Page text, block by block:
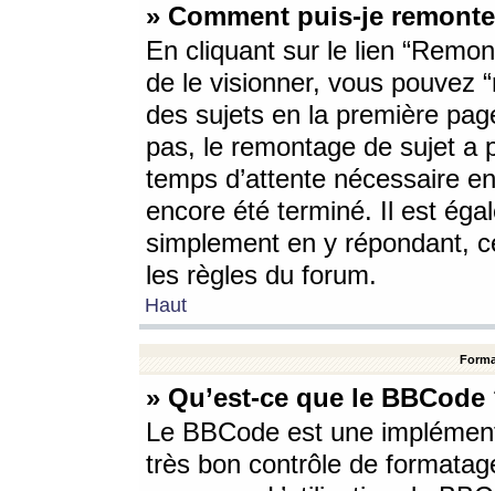
» Comment puis-je
En cliquant sur le lien
de le visionner, vous pouvez
des sujets en la première
pas, le remontage de sujet a
temps d’attente nécessaire
encore été terminé. Il est
simplement en y répondant,
les règles du forum.
Haut
» Qu’est-ce que le BBCode
Le BBCode est une
très bon contrôle de